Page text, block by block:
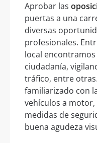
Aprobar las
puertas a una
diversas
profesionales.
local
ciudadanía,
tráfico, entre
familiarizado con
vehículos a
medidas de
buena agudeza